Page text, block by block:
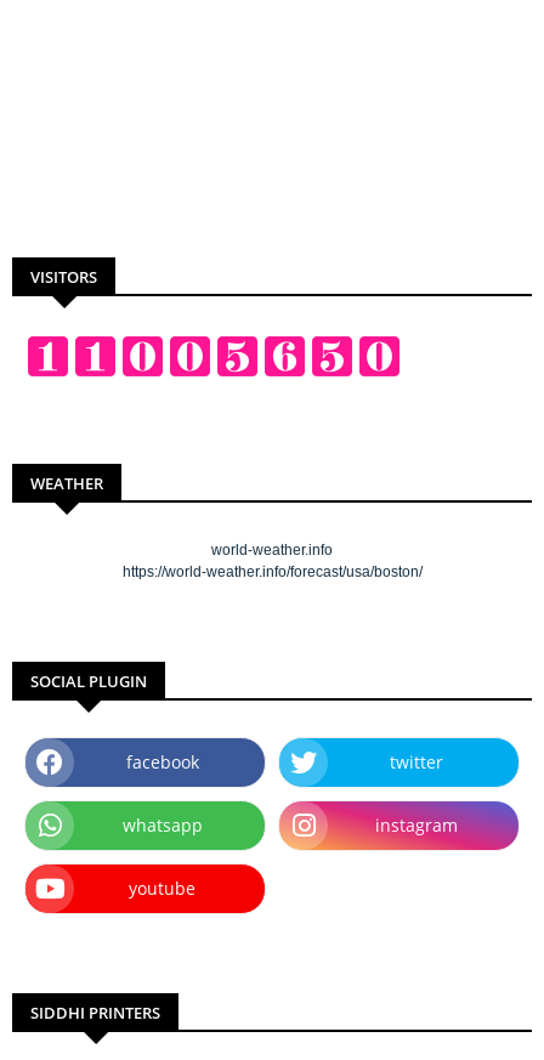
VISITORS
WEATHER
world-weather.info
https://world-weather.info/forecast/usa/boston/
SOCIAL PLUGIN
facebook twitter
whatsapp instagram
youtube
SIDDHI PRINTERS